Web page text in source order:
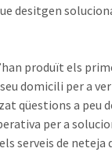
desitgen
produït els
domicili per a
qüestions a peu
per a
serveis de neteja